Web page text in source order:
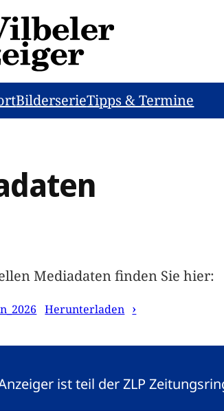
BilderserieTipps & Termine
Mediadaten finden Sie hier:
Herunterladen
ist teil der ZLP